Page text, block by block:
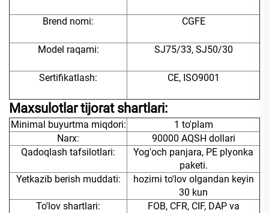
Brend nomi: CGFE
Model raqami: SJ75/33, SJ50/30
Sertifikatlash: CE, ISO9001
Maxsulotlar tijorat shartlari:
Minimal buyurtma miqdori:
1 to'plam
Narx:
90000 AQSH dollari
Qadoqlash tafsilotlari:
Yog'och panjara, PE plyonka
paketi.
Yetkazib berish muddati:
hozirni to'lov olgandan keyin
30 kun
To'lov shartlari:
FOB, CFR, CIF, DAP va